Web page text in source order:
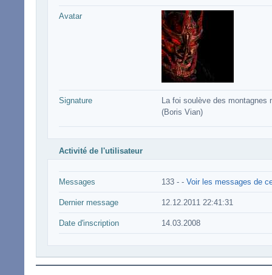
Avatar
Signature
La foi soulève des
(Boris Vian)
Activité de l'utilisateur
Messages 133 - - Voir les messages de
Dernier message 12.12.2011 22:41:31
Date d'inscription 14.03.2008